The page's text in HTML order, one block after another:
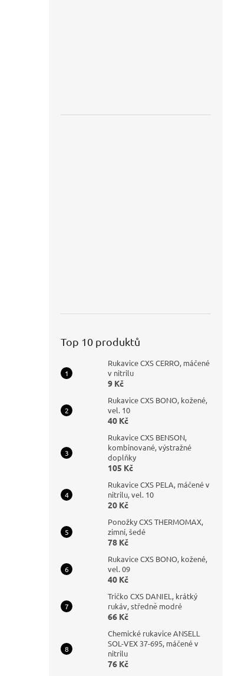
Top 10 produktů
Rukavice CXS CERRO, máčené
v nitrilu
9 Kč
Rukavice CXS BONO, kožené,
vel. 10
40 Kč
Rukavice CXS BENSON,
kombinované, výstražné
doplňky
105 Kč
Rukavice CXS PELA, máčené v
nitrilu, vel. 10
20 Kč
Ponožky CXS THERMOMAX,
zimní, šedé
78 Kč
Rukavice CXS BONO, kožené,
vel. 09
40 Kč
Tričko CXS DANIEL, krátký
rukáv, středně modré
66 Kč
Chemické rukavice ANSELL
SOL-VEX 37-695, máčené v
nitrilu
76 Kč